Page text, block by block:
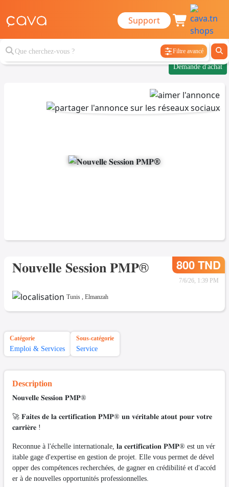
Support
Filtre avancé
Demande d'achat
𝐍𝐨𝐮𝐯𝐞𝐥𝐥𝐞 𝐒𝐞𝐬𝐬𝐢𝐨𝐧 𝐏𝐌𝐏® 800 TND
7/6/26, 1:39 PM
Tunis , Elmanzah
Catégorie
Emploi & Services
Sous-catégorie
Service
Description
𝐍𝐨𝐮𝐯𝐞𝐥𝐥𝐞 𝐒𝐞𝐬𝐬𝐢𝐨𝐧 𝐏𝐌𝐏®
🚀 𝐅𝐚𝐢𝐭𝐞𝐬 𝐝𝐞 𝐥𝐚 𝐜𝐞𝐫𝐭𝐢𝐟𝐢𝐜𝐚𝐭𝐢𝐨𝐧 𝐏𝐌𝐏® 𝐮𝐧 𝐯𝐞́𝐫𝐢𝐭𝐚𝐛𝐥𝐞 𝐚𝐭𝐨𝐮𝐭 𝐩𝐨𝐮𝐫 𝐯𝐨𝐭𝐫𝐞
𝐜𝐚𝐫𝐫𝐢𝐞̀𝐫𝐞 !
Reconnue à l'échelle internationale, 𝐥𝐚 𝐜𝐞𝐫𝐭𝐢𝐟𝐢𝐜𝐚𝐭𝐢𝐨𝐧 𝐏𝐌𝐏® est un vér
itable gage d'expertise en gestion de projet. Elle vous permet de dével
opper des compétences recherchées, de gagner en crédibilité et d'accéd
er à de nouvelles opportunités professionnelles.